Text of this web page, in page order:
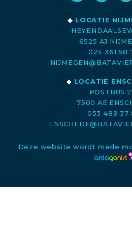
◆ LOCATIE
6525 AJ
024 361 58
◆ LOCATIE
POSTBUS
7500 AE
053 489 37
Deze website wordt mede